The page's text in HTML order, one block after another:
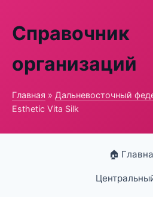
Справочник
организаций
Главная » Дальневосточный
Esthetic Vita Silk
🏠